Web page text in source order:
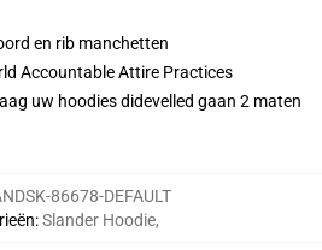
en rib manchetten
Accountable Attire Practices
uw hoodies didevelled gaan 2 maten
86678-DEFAULT
:Slander Hoodie,